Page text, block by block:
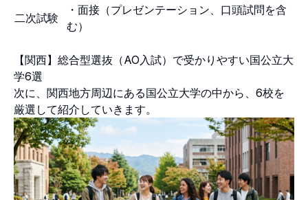
二次試験
・面接（プレゼンテーション、口頭試問を含
む）
【関西】総合型選抜（AO入試）で受かりやすい国公立大
学6選
次に、関西地方周辺にある国公立大学の中から、6校を
厳選して紹介していきます。